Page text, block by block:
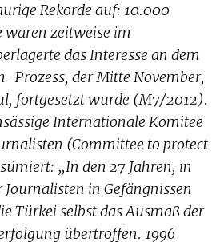
Rekorde auf: 10.000
zeitweise im
das Interesse an dem
Prozess, der Mitte November,
fortgesetzt wurde (M7/2012).
Internationale Komitee
(Committee to protect
„In den 27 Jahren, in
Journalisten in Gefängnissen
Türkei selbst das Ausmaß der
übertroffen. 1996